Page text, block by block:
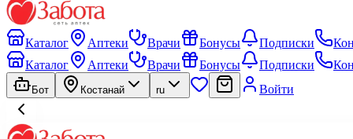
Каталог Аптеки Врачи Бонусы Подписки
Каталог
Аптеки Врачи Бонусы Подписки
Бот Костанай ru Войти